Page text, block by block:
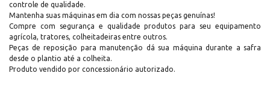
controle de qualidade.
Mantenha suas máquinas em dia com nossas peças genuínas!
Compre com segurança e qualidade produtos para seu equipamento
agrícola, tratores, colheitadeiras entre outros.
Peças de reposição para manutenção dá sua máquina durante a safra
desde o plantio até a colheita.
Produto vendido por concessionário autorizado.